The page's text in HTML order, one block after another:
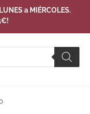
a MIÉRCOLES.